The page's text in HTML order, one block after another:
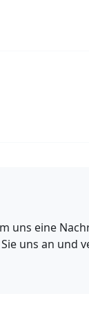
uns eine
uns an und